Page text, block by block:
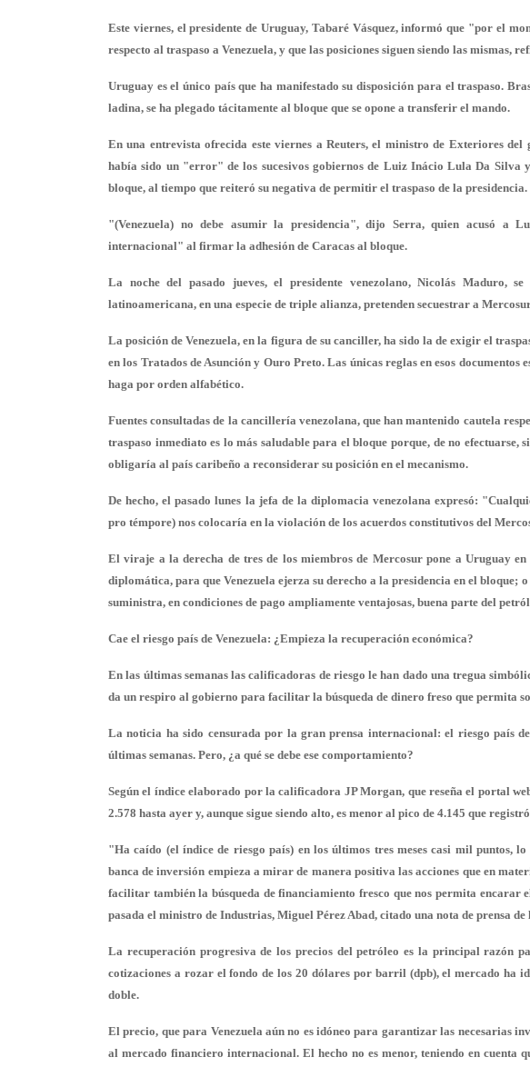
Este viernes, el presidente de Uruguay, Tabaré Vásquez, informó que "por el
respecto al traspaso a Venezuela, y que las posiciones siguen siendo las mismas,
Uruguay es el único país que ha manifestado su disposición para el traspaso.
ladina, se ha plegado tácitamente al bloque que se opone a transferir el mando.
En una entrevista ofrecida este viernes a Reuters, el ministro de Exteriores del
había sido un "error" de los sucesivos gobiernos de Luiz Inácio Lula Da Silva
bloque, al tiempo que reiteró su negativa de permitir el traspaso de la presidencia.
"(Venezuela) no debe asumir la presidencia", dijo Serra, quien acusó a
internacional" al firmar la adhesión de Caracas al bloque.
La noche del pasado jueves, el presidente venezolano, Nicolás Maduro,
latinoamericana, en una especie de triple alianza, pretenden secuestrar a
La posición de Venezuela, en la figura de su canciller, ha sido la de exigir el
en los Tratados de Asunción y Ouro Preto. Las únicas reglas en esos documentos
haga por orden alfabético.
Fuentes consultadas de la cancillería venezolana, que han mantenido cautela
traspaso inmediato es lo más saludable para el bloque porque, de no efectuarse,
obligaría al país caribeño a reconsiderar su posición en el mecanismo.
De hecho, el pasado lunes la jefa de la diplomacia venezolana expresó:
pro témpore) nos colocaría en la violación de los acuerdos constitutivos del
El viraje a la derecha de tres de los miembros de Mercosur pone a Uruguay
diplomática, para que Venezuela ejerza su derecho a la presidencia en el
suministra, en condiciones de pago ampliamente ventajosas, buena parte del
Cae el riesgo país de Venezuela: ¿Empieza la recuperación económica?
En las últimas semanas las calificadoras de riesgo le han dado una tregua
da un respiro al gobierno para facilitar la búsqueda de dinero freso que permita
La noticia ha sido censurada por la gran prensa internacional: el riesgo país
últimas semanas. Pero, ¿a qué se debe ese comportamiento?
Según el índice elaborado por la calificadora JP Morgan, que reseña el portal
2.578 hasta ayer y, aunque sigue siendo alto, es menor al pico de 4.145 que
"Ha caído (el índice de riesgo país) en los últimos tres meses casi mil puntos,
banca de inversión empieza a mirar de manera positiva las acciones que en
facilitar también la búsqueda de financiamiento fresco que nos permita encarar
pasada el ministro de Industrias, Miguel Pérez Abad, citado una nota de prensa
La recuperación progresiva de los precios del petróleo es la principal razón
cotizaciones a rozar el fondo de los 20 dólares por barril (dpb), el mercado ha
doble.
El precio, que para Venezuela aún no es idóneo para garantizar las necesarias
al mercado financiero internacional. El hecho no es menor, teniendo en cuenta